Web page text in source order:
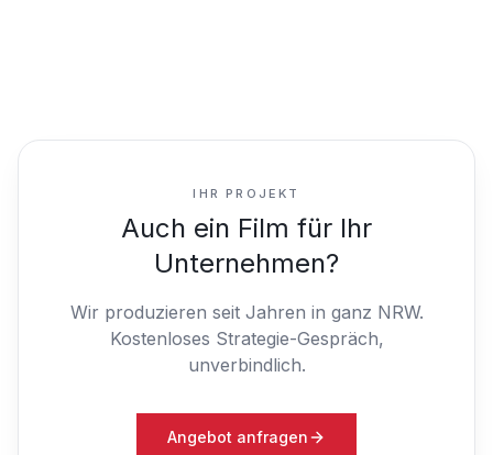
IHR PROJEKT
Auch ein Film für Ihr
Unternehmen?
Wir produzieren seit Jahren in ganz NRW.
Kostenloses Strategie-Gespräch,
unverbindlich.
Angebot anfragen